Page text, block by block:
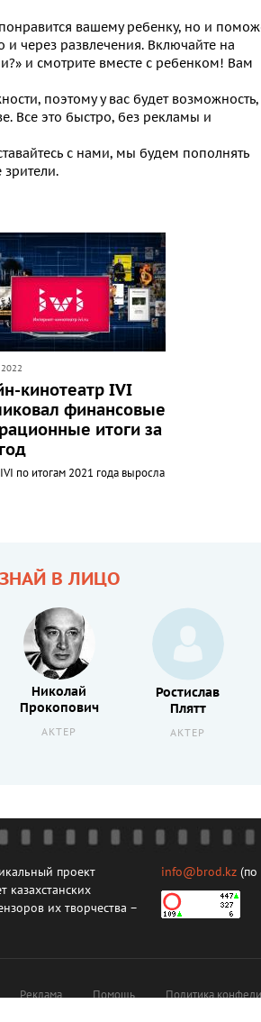
вашему ребенку, но и
и через развлечения. Включайте на
и смотрите вместе с ребенком! Вам
поэтому у вас будет возможность,
Все это быстро, без рекламы и
с нами, мы будем пополнять
зрители.
кинотеатр IVI
финансовые
итоги за
по итогам 2021 года выросла
ЗНАЙ В ЛИЦО
Николай
Прокопович
АКТЕР
Ростислав
Плятт
АКТЕР
проект
казахстанских
их творчества –
info@brod.kz (по
Реклама Помощь Политика